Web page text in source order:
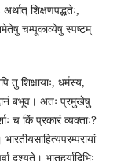
शिक्षणपद्धतेः,
चम्पूकाव्येषु स्पष्टम्
तु शिक्षायाः, धर्मस्य,
बभूव। अतः प्रमुखेषु
च किं प्रकारं व्यक्ताः?
दृश्यते। भातृहर्यादिभिः